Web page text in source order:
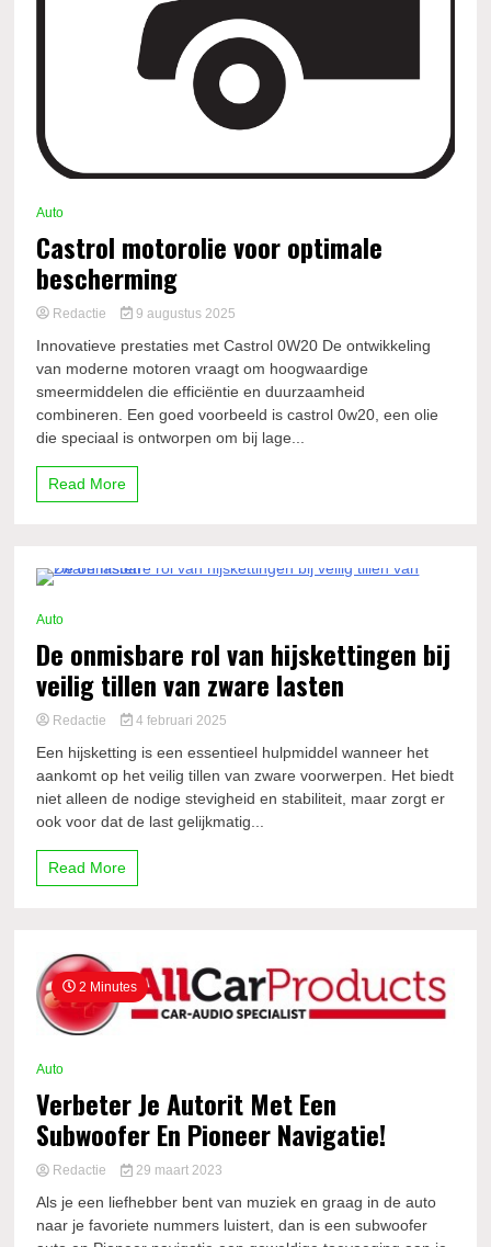
Auto
Castrol motorolie voor optimale
bescherming
Redactie 9 augustus 2025
Innovatieve prestaties met Castrol 0W20 De ontwikkeling
van moderne motoren vraagt om hoogwaardige
smeermiddelen die efficiëntie en duurzaamheid
combineren. Een goed voorbeeld is castrol 0w20, een olie
die speciaal is ontworpen om bij lage...
Read More
Auto
De onmisbare rol van hijskettingen bij
veilig tillen van zware lasten
Redactie 4 februari 2025
Een hijsketting is een essentieel hulpmiddel wanneer het
aankomt op het veilig tillen van zware voorwerpen. Het biedt
niet alleen de nodige stevigheid en stabiliteit, maar zorgt er
ook voor dat de last gelijkmatig...
Read More
2 Minutes
Auto
Verbeter Je Autorit Met Een
Subwoofer En Pioneer Navigatie!
Redactie 29 maart 2023
Als je een liefhebber bent van muziek en graag in de auto
naar je favoriete nummers luistert, dan is een subwoofer